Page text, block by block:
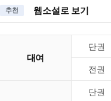
추천 웹소설로 보기
대여
단권
전권
단권